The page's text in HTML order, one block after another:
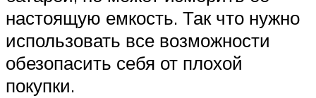
настоящую емкость. Так что нужно
использовать все возможности
обезопасить себя от плохой
покупки.